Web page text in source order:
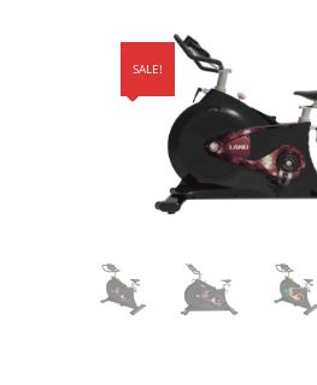
SALE!